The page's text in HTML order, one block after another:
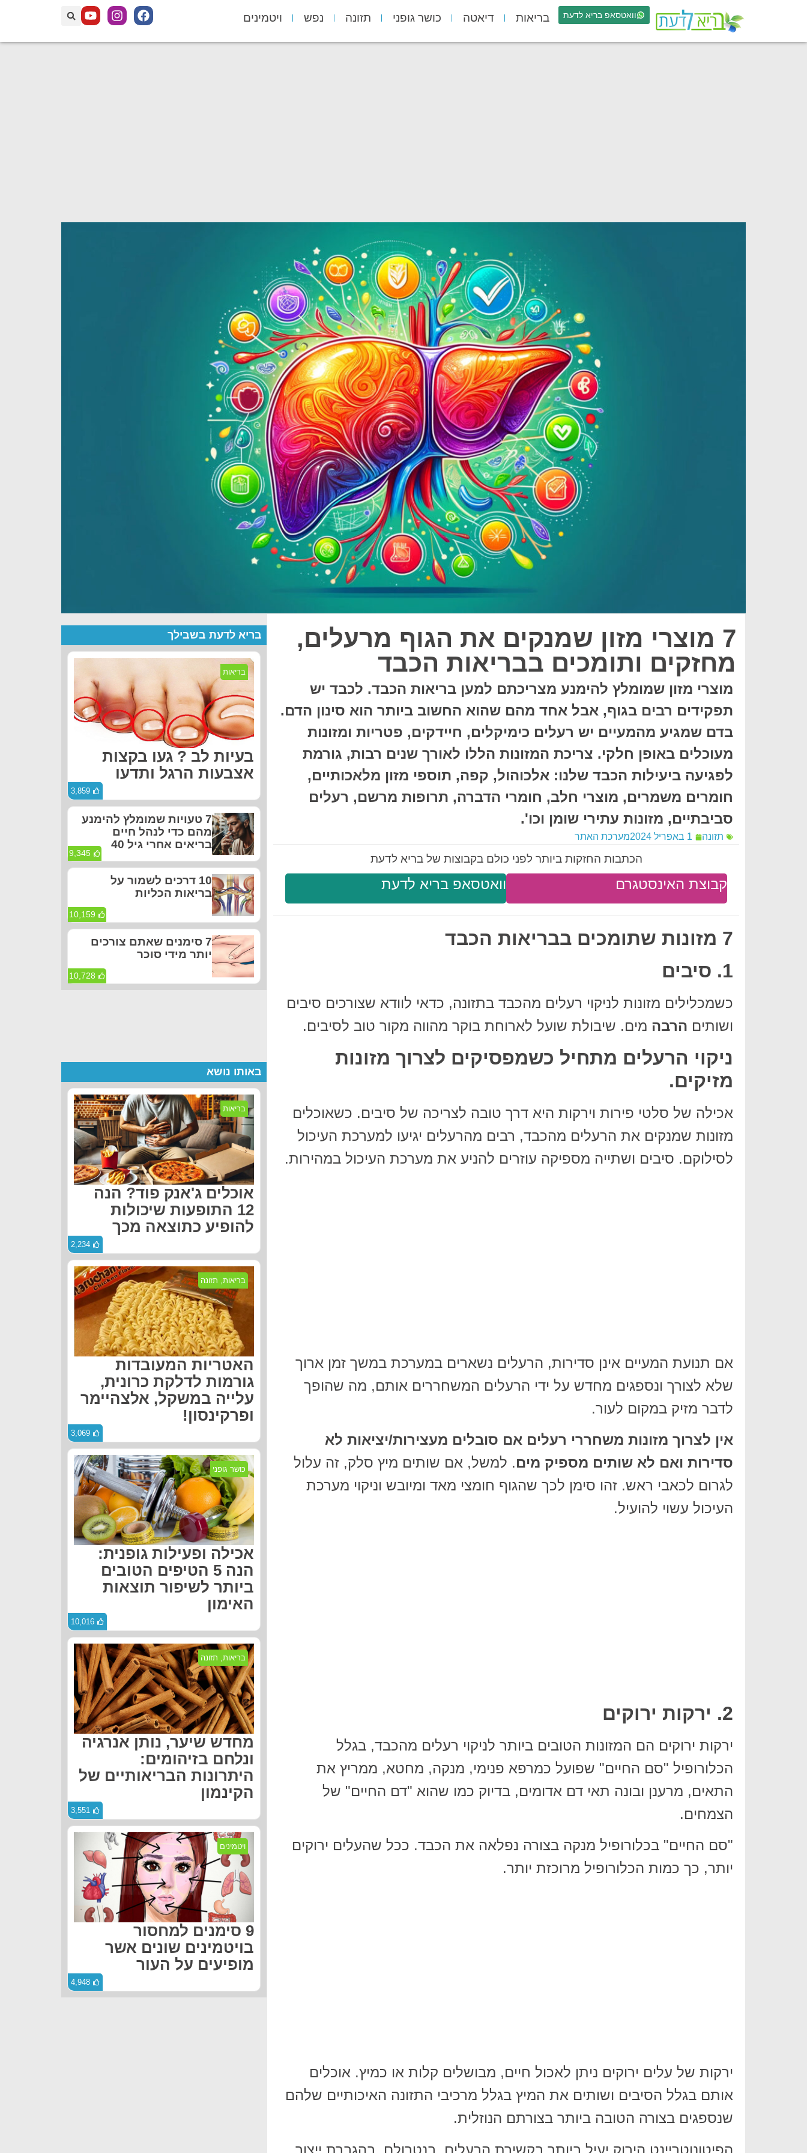
וואטסאפ בריא לדעת בריאות דיאטה כושר גופני תזונה נפש ויטמינים
7 מוצרי מזון שמנקים את הגוף מרעלים,
מחזקים ותומכים בבריאות הכבד
מוצרי מזון שמומלץ להימנע מצריכתם למען בריאות הכבד. לכבד יש
תפקידים רבים בגוף, אבל אחד מהם שהוא החשוב ביותר הוא סינון הדם.
בדם שמגיע מהמעיים יש רעלים כימיקלים, חיידקים, פטריות ומזונות
מעוכלים באופן חלקי. צריכת המזונות הללו לאורך שנים רבות, גורמת
לפגיעה ביעילות הכבד שלנו: אלכוהול, קפה, תוספי מזון מלאכותיים,
חומרים משמרים, מוצרי חלב, חומרי הדברה, תרופות מרשם, רעלים
סביבתיים, מזונות עתירי שומן וכו'.
תזונה 1 באפריל 2024 מערכת האתר
הכתבות החזקות ביותר לפני כולם בקבוצות של בריא לדעת
וואטסאפ בריא לדעת קבוצת האינסטגרם
7 מזונות שתומכים בבריאות הכבד
1. סיבים
כשמכלילים מזונות לניקוי רעלים מהכבד בתזונה, כדאי לוודא שצורכים סיבים
ושותים הרבה מים. שיבולת שועל לארוחת בוקר מהווה מקור טוב לסיבים.
ניקוי הרעלים מתחיל כשמפסיקים לצרוך מזונות
מזיקים.
אכילה של סלטי פירות וירקות היא דרך טובה לצריכה של סיבים. כשאוכלים
מזונות שמנקים את הרעלים מהכבד, רבים מהרעלים יגיעו למערכת העיכול
לסילוקם. סיבים ושתייה מספיקה עוזרים להניע את מערכת העיכול במהירות.
אם תנועת המעיים אינן סדירות, הרעלים נשארים במערכת במשך זמן ארוך
שלא לצורך ונספגים מחדש על ידי הרעלים המשחררים אותם, מה שהופך
לדבר מזיק במקום לעור.
אין לצרוך מזונות משחררי רעלים אם סובלים מעצירות/יציאות לא
סדירות ואם לא שותים מספיק מים. למשל, אם שותים מיץ סלק, זה עלול
לגרום לכאבי ראש. זהו סימן לכך שהגוף חומצי מאד ומיובש וניקוי מערכת
העיכול עשוי להועיל.
2. ירקות ירוקים
ירקות ירוקים הם המזונות הטובים ביותר לניקוי רעלים מהכבד, בגלל
הכלורופיל "סם החיים" שפועל כמרפא פנימי, מנקה, מחטא, ממריץ את
התאים, מרענן ובונה תאי דם אדומים, בדיוק כמו שהוא "דם החיים" של
הצמחים.
"סם החיים" בכלורופיל מנקה בצורה נפלאה את הכבד. ככל שהעלים ירוקים
יותר, כך כמות הכלורופיל מרוכזת יותר.
ירקות של עלים ירוקים ניתן לאכול חיים, מבושלים קלות או כמיץ. אוכלים
אותם בגלל הסיבים ושותים את המיץ בגלל מרכיבי התזונה האיכותיים שלהם
שנספגים בצורה הטובה ביותר בצורתם הנוזלית.
הפיטונוטריינט הירוק יעיל ביותר בקשירת הרעלים, בנטרולם, בהגברת ייצור
בריא לדעת בשבילך
בריאות
בעיות לב ? געו בקצות
אצבעות הרגל ותדעו
3,859
7 טעויות שמומלץ להימנע
מהם כדי לנהל חיים
בריאים אחרי גיל 40
9,345
10 דרכים לשמור על
בריאות הכליות
10,159
7 סימנים שאתם צורכים
יותר מידי סוכר
10,728
באותו נושא
בריאות
אוכלים ג'אנק פוד? הנה
12 התופעות שיכולות
להופיע כתוצאה מכך
2,234
בריאות, תזונה
האטריות המעובדות
גורמות לדלקת כרונית,
עלייה במשקל, אלצהיימר
ופרקינסון!
3,069
כושר גופני
אכילה ופעילות גופנית:
הנה 5 הטיפים הטובים
ביותר לשיפור תוצאות
האימון
10,016
בריאות, תזונה
מחדש שיער, נותן אנרגיה
ונלחם בזיהומים:
היתרונות הבריאותיים של
הקינמון
3,551
ויטמינים
9 סימנים למחסור
בויטמינים שונים אשר
מופיעים על העור
4,948